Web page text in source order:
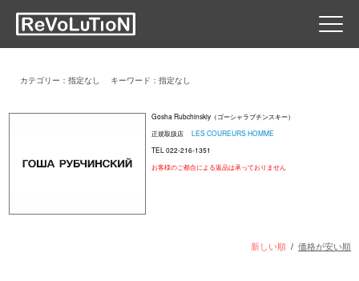
カテゴリー：指定なし キーワード：指定なし
Gosha Rubchinskiy（ゴーシャラブチンスキー）
正規取扱店LES COUREURS HOMME
TEL 022-216-1351
お客様のご都合による返品は承っておりません
新しい順 / 価格が安い順